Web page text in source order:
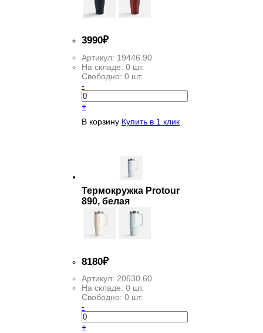
3990₽
Артикул: 19446.90
На складе: 0 шт.
Свободно: 0 шт.
-
+
В корзину Купить в 1 клик
Термокружка Protour
890, белая
8180₽
Артикул: 20630.60
На складе: 0 шт.
Свободно: 0 шт.
-
+